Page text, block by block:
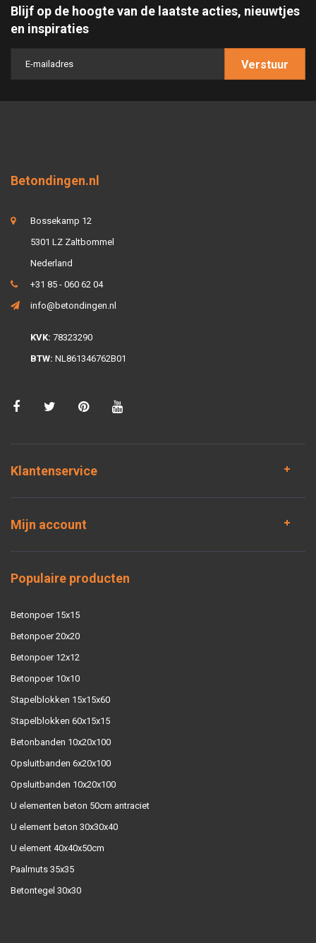
Blijf op de hoogte van de laatste acties, nieuwtjes
en inspiraties
Verstuur
Betondingen.nl
Bossekamp 12
5301 LZ Zaltbommel
Nederland
+31 85 - 060 62 04
info@betondingen.nl
KVK: 78323290
BTW: NL861346762B01
Klantenservice
Mijn account
Populaire producten
Betonpoer 15x15
Betonpoer 20x20
Betonpoer 12x12
Betonpoer 10x10
Stapelblokken 15x15x60
Stapelblokken 60x15x15
Betonbanden 10x20x100
Opsluitbanden 6x20x100
Opsluitbanden 10x20x100
U elementen beton 50cm antraciet
U element beton 30x30x40
U element 40x40x50cm
Paalmuts 35x35
Betontegel 30x30